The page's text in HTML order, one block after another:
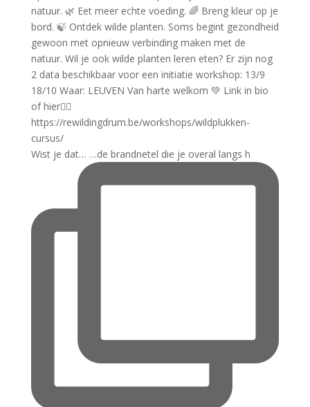
Wist je dat… …de brandnetel die je overal langs h